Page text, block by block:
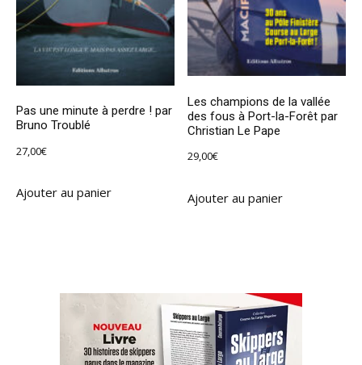
Pas une minute à perdre ! par
Bruno Troublé
27,00€
Ajouter au panier
Les champions de la vallée
des fous à Port-la-Forêt par
Christian Le Pape
29,00€
Ajouter au panier